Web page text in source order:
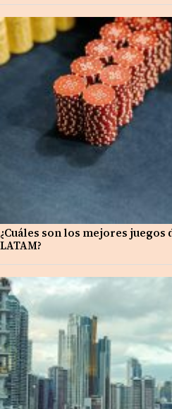
¿Cuáles son los mejores juegos
LATAM?